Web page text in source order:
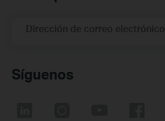
Dirección de correo electrónico
Síguenos